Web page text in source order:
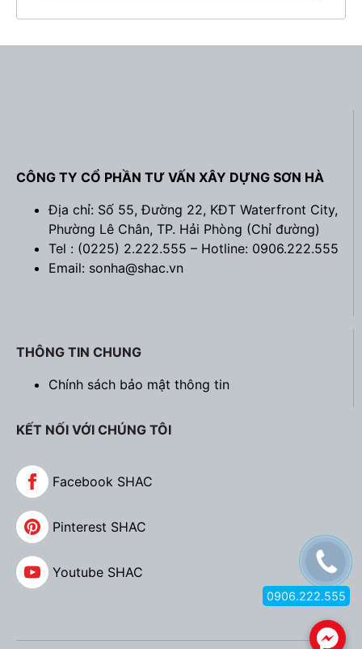
CÔNG TY CỔ PHẦN TƯ VẤN XÂY DỰNG SƠN HÀ
Địa chỉ: Số 55, Đường 22, KĐT Waterfront City,
Phường Lê Chân, TP. Hải Phòng (Chỉ đường)
Tel : (0225) 2.222.555 – Hotline: 0906.222.555
Email: sonha@shac.vn
THÔNG TIN CHUNG
Chính sách bảo mật thông tin
KẾT NỐI VỚI CHÚNG TÔI
Facebook SHAC
Pinterest SHAC
Youtube SHAC
.
0906.222.555